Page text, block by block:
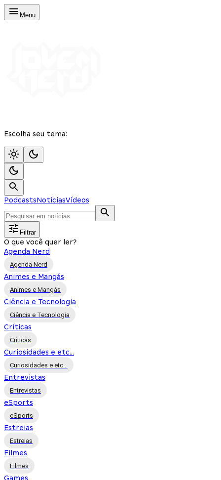
Menu
Escolha seu tema:
PodcastsNotíciasVídeos
Filtrar
O que você quer ler?
Agenda Nerd
Agenda Nerd
Animes e Mangás
Animes e Mangás
Ciência e Tecnologia
Ciência e Tecnologia
Críticas
Críticas
Curiosidades e etc...
Curiosidades e etc...
Entrevistas
Entrevistas
eSports
eSports
Estreias
Estreias
Filmes
Filmes
Games